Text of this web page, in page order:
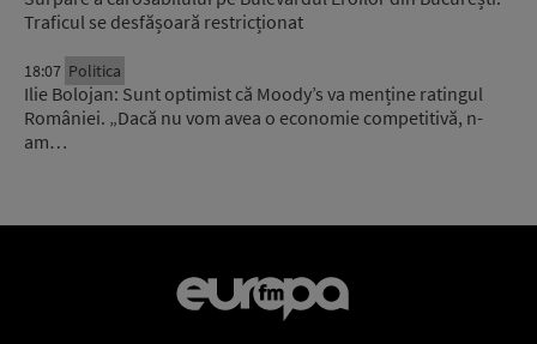
Traficul se desfășoară restricționat
18:07 Politica
Ilie Bolojan: Sunt optimist că Moody’s va menține ratingul
României. „Dacă nu vom avea o economie competitivă, n-
am…